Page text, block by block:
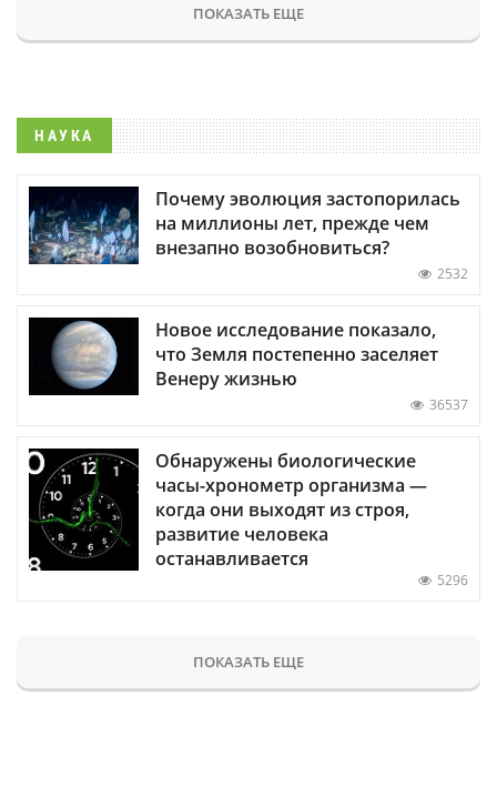
ПОКАЗАТЬ ЕЩЕ
НАУКА
Почему эволюция застопорилась
на миллионы лет, прежде чем
внезапно возобновиться?
2532
Новое исследование показало,
что Земля постепенно заселяет
Венеру жизнью
36537
Обнаружены биологические
часы-хронометр организма —
когда они выходят из строя,
развитие человека
останавливается
5296
ПОКАЗАТЬ ЕЩЕ